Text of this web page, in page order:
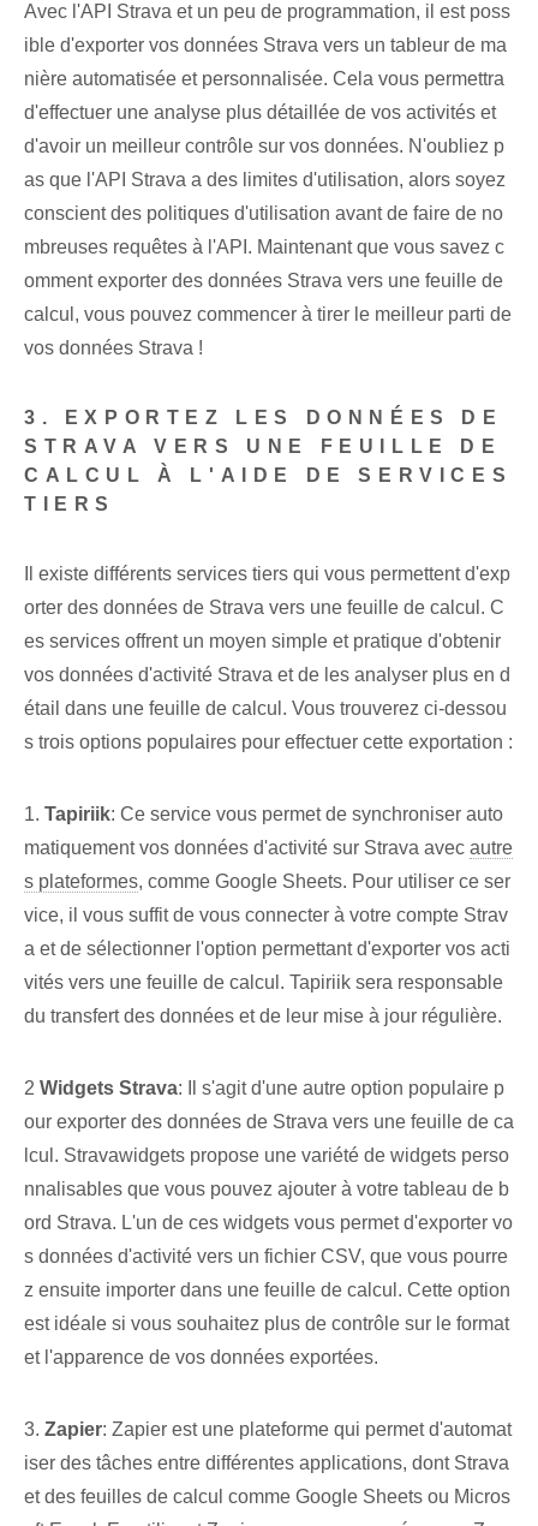
Avec l'API Strava⁢ et⁢ un peu de programmation, il est poss
ible d'exporter vos données Strava⁢ vers un tableur de ma
nière ⁢automatisée et personnalisée.⁢ Cela vous permettra
d'effectuer⁤ une analyse⁢ plus détaillée⁢ de vos activités et⁤
d'avoir un meilleur contrôle sur⁢ vos données. N'oubliez p
as que l'API Strava a des limites d'utilisation, alors soyez
conscient des politiques d'utilisation avant de faire de no
mbreuses requêtes à l'API. Maintenant que vous savez c
omment exporter des données Strava vers une feuille de
calcul, vous pouvez commencer à tirer le meilleur parti de
vos données Strava !
3. EXPORTEZ LES DONNÉES DE
STRAVA VERS UNE FEUILLE DE
CALCUL À L'AIDE DE SERVICES
TIERS
Il existe différents services tiers qui vous permettent d'exp
orter des données de Strava vers une feuille de calcul. C
es services offrent un moyen simple et pratique d'obtenir
vos données d'activité Strava et de les analyser plus en d
étail dans une feuille de calcul. Vous trouverez ci-dessou
s trois options populaires pour effectuer cette exportation :
1. Tapiriik: Ce service vous permet de synchroniser auto
matiquement vos données d'activité sur Strava avec autre
s plateformes, comme Google Sheets. Pour utiliser ce ser
vice, il vous suffit de vous connecter à votre compte Strav
a et de sélectionner l'option permettant d'exporter vos acti
vités vers une feuille de calcul. Tapiriik sera responsable
du transfert des données et de leur mise à jour régulière.
2 Widgets Strava: Il s'agit d'une autre option populaire p
our exporter des données de Strava vers une feuille de ca
lcul.‌ Stravawidgets propose une ⁢variété de ‍widgets perso
nnalisables que vous pouvez ajouter à votre tableau de b
ord Strava. L'un de ces widgets vous permet d'exporter vo
s données d'activité vers un fichier CSV, que vous pourre
z ensuite importer dans une feuille de calcul. Cette option
est idéale si vous souhaitez plus de contrôle sur le format
et l'apparence de vos données exportées.
3. Zapier: ⁤Zapier est une plateforme qui permet d'automat
iser des tâches entre⁤ différentes applications, dont Strava
et des feuilles de calcul⁤ comme Google Sheets ou Micros